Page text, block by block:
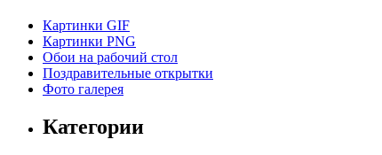
Картинки GIF
Картинки PNG
Обои на рабочий стол
Поздравительные открытки
Фото галерея
Категории